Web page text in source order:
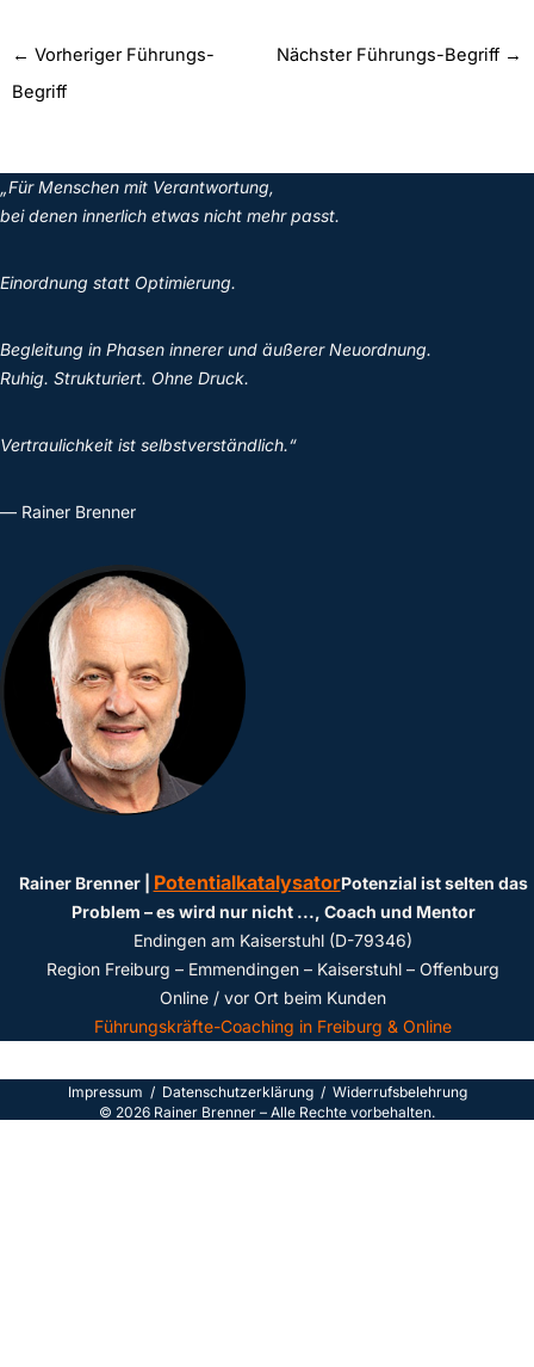
← Vorheriger Führungs-
Begriff
Nächster Führungs-Begriff →
„Für Menschen mit Verantwortung,
bei denen innerlich etwas nicht mehr passt.
Einordnung statt Optimierung.
Begleitung in Phasen innerer und äußerer Neuordnung.
Ruhig. Strukturiert. Ohne Druck.
Vertraulichkeit ist selbstverständlich.“
— Rainer Brenner
Rainer Brenner | PotentialkatalysatorPotenzial ist selten das
Problem – es wird nur nicht ..., Coach und Mentor
Endingen am Kaiserstuhl (D-79346)
Region Freiburg – Emmendingen – Kaiserstuhl – Offenburg
Online / vor Ort beim Kunden
Führungskräfte-Coaching in Freiburg & Online
Impressum / Datenschutzerklärung / Widerrufsbelehrung
© 2026 Rainer Brenner – Alle Rechte vorbehalten.